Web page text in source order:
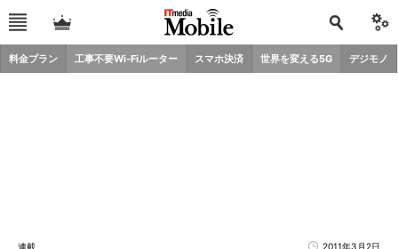
料金プラン 工事不要Wi-Fiルーター スマホ決済 世界を変える5G デジモノ
連載 2011年3月2日